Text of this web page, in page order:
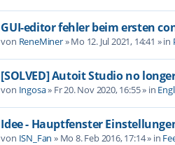
GUI-editor fehler beim ersten
von ReneMiner»Mo 12. Jul 2021, 14:41 » in
[SOLVED] Autoit Studio no
von Ingosa» Fr 20. Nov 2020, 16:55» in
Idee - Hauptfenster
von ISN_Fan » Mo 8. Feb 2016, 17:14» in